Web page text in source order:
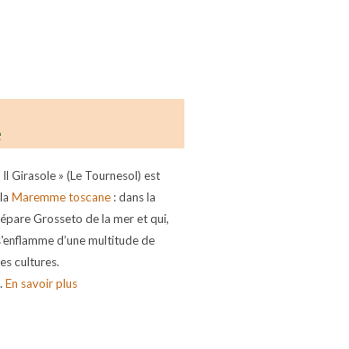
Girasole » (Le Tournesol) est
Maremme toscane : dans la
Grosseto de la mer et qui,
d’une multitude de
cultures.
En savoir plus